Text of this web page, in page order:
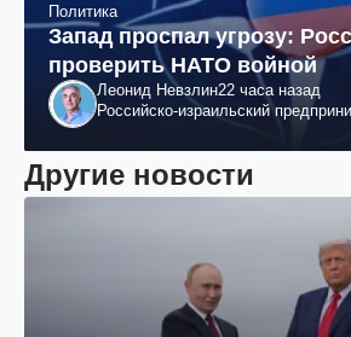
Политика
Запад проспал угрозу:
проверить НАТО войной
Леонид Невзлин22 часа назад
Российско-израильский
"ЮКОСа"
Другие новости